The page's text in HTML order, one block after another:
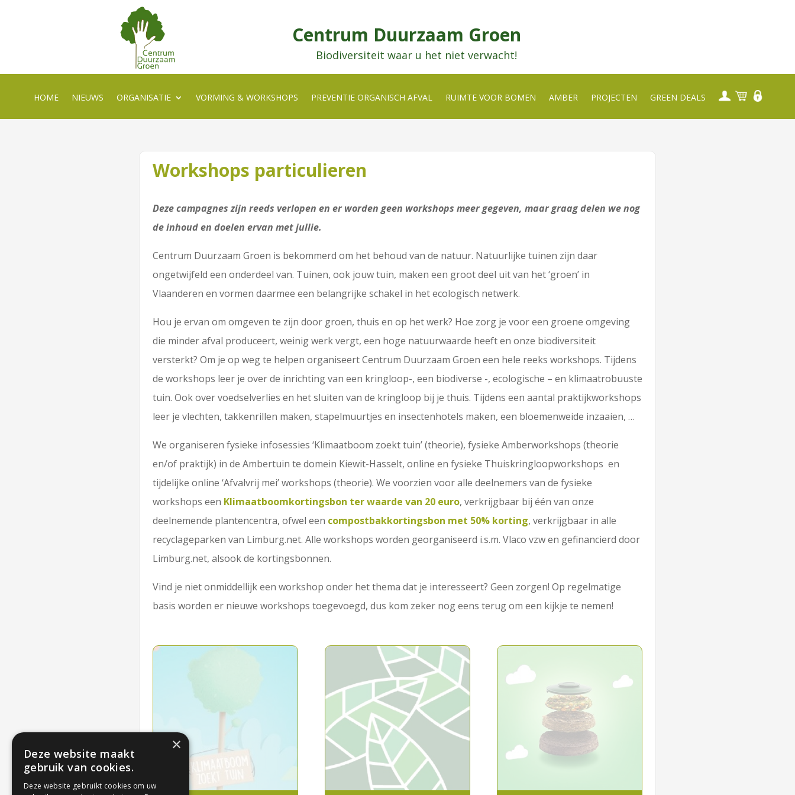
Centrum Duurzaam Groen
Biodiversiteit waar u het niet verwacht!
HOME NIEUWS ORGANISATIE VORMING & WORKSHOPS PREVENTIE ORGANISCH AFVAL RUIMTE VOOR BOMEN AMBER PROJECTEN GREEN DEALS
Workshops particulieren
Deze campagnes zijn reeds verlopen en er worden geen workshops meer gegeven, maar graag delen we nog
de inhoud en doelen ervan met jullie.
Centrum Duurzaam Groen is bekommerd om het behoud van de natuur. Natuurlijke tuinen zijn daar
ongetwijfeld een onderdeel van. Tuinen, ook jouw tuin, maken een groot deel uit van het ‘groen’ in
Vlaanderen en vormen daarmee een belangrijke schakel in het ecologisch netwerk.
Hou je ervan om omgeven te zijn door groen, thuis en op het werk? Hoe zorg je voor een groene omgeving
die minder afval produceert, weinig werk vergt, een hoge natuurwaarde heeft en onze biodiversiteit
versterkt? Om je op weg te helpen organiseert Centrum Duurzaam Groen een hele reeks workshops. Tijdens
de workshops leer je over de inrichting van een kringloop-, een biodiverse -, ecologische – en klimaatrobuuste
tuin. Ook over voedselverlies en het sluiten van de kringloop bij je thuis. Tijdens een aantal praktijkworkshops
leer je vlechten, takkenrillen maken, stapelmuurtjes en insectenhotels maken, een bloemenweide inzaaien, …
We organiseren fysieke infosessies ‘Klimaatboom zoekt tuin’ (theorie), fysieke Amberworkshops (theorie
en/of praktijk) in de Ambertuin te domein Kiewit-Hasselt, online en fysieke Thuiskringloopworkshops en
tijdelijke online ‘Afvalvrij mei’ workshops (theorie). We voorzien voor alle deelnemers van de fysieke
workshops een Klimaatboomkortingsbon ter waarde van 20 euro, verkrijgbaar bij één van onze
deelnemende plantencentra, ofwel een compostbakkortingsbon met 50% korting, verkrijgbaar in alle
recyclageparken van Limburg.net. Alle workshops worden georganiseerd i.s.m. Vlaco vzw en gefinancierd door
Limburg.net, alsook de kortingsbonnen.
Vind je niet onmiddellijk een workshop onder het thema dat je interesseert? Geen zorgen! Op regelmatige
basis worden er nieuwe workshops toegevoegd, dus kom zeker nog eens terug om een kijkje te nemen!
×
Deze website maakt
gebruik van cookies.
Deze website gebruikt cookies om uw